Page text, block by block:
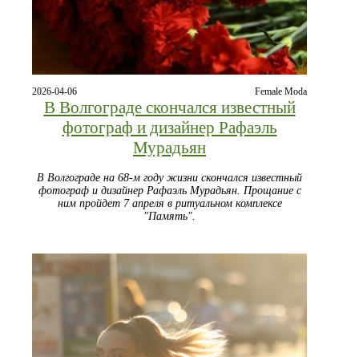
2026-04-06 Female Moda
В Волгограде скончался известный
фотограф и дизайнер Рафаэль
Мурадьян
В Волгограде на 68-м году жизни скончался известный
фотограф и дизайнер Рафаэль Мурадьян. Прощание с
ним пройдет 7 апреля в ритуальном комплексе
"Память".